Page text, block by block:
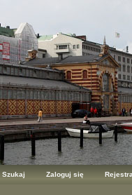
Szukaj Zaloguj się